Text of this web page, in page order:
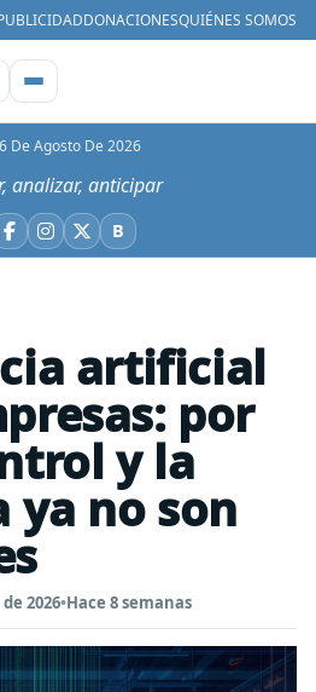
DONACIONESQUIÉNES SOMOS
De Agosto De 2026
analizar, anticipar
Facebook
Instagram
X BBluesky
artificial
por
y la
ya no son
2026•Hace 8 semanas